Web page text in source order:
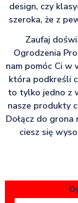
design, czy
szeroka, że z
Zaufaj
Ogrodzenia
nam pomóc Ci w
która podkreśli
to tylko jedno z
nasze produkty
Dołącz do
ciesz się